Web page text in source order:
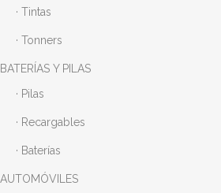
· Tintas
· Tonners
BATERÍAS Y PILAS
· Pilas
· Recargables
· Baterías
AUTOMÓVILES